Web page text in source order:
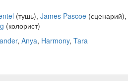
(тушь), James Pascoe(сценарий),
(колорист)
, Anya, Harmony, Tara